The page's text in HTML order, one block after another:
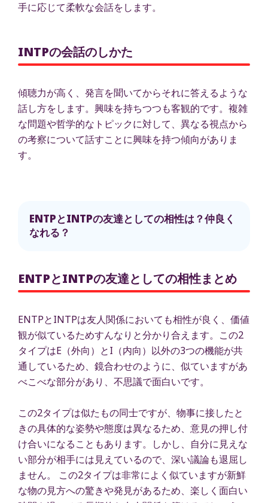
手に応じて柔軟な会話をします。
INTPの会話のしかた
傾聴力が高く、発言を聞いてからそれに答えるような
話し方をします。興味を持ちつつも客観的です。複雑
な問題や哲学的なトピックに対して、異なる視点から
の考察について話すことに興味を持つ傾向がありま
す。
ENTPとINTPの友達としての相性は？仲良く
なれる？
ENTPとINTPの友達としての相性まとめ
ENTPとINTPは友人関係においても相性が良く、価値
観が似ているためすんなりと分かり合えます。この2
タイプはE（外向）とI（内向）以外の3つの機能が共
通しているため、鏡合わせのように、似ていますがあ
べこべな部分があり、不思議で面白いです。
この2タイプは似たもの同士ですが、物事に接したと
きの具体的な姿勢や態度は異なるため、意見の押し付
け合いになることもあります。しかし、自分に見えな
い部分が相手には見えているので、深い議論も退屈し
ません。 この2タイプは非常によく似ていますが新鮮
な物の見方への驚きや発見があるため、楽しく面白い